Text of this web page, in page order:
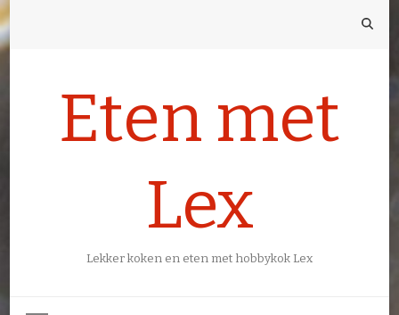
Eten met
Lex
Lekker koken en eten met hobbykok Lex